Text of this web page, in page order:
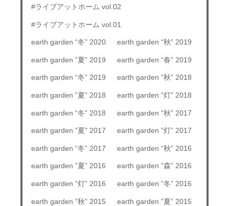
#ライブアットホーム vol.02
#ライブアットホーム vol.01
earth garden “冬” 2020 earth garden “秋” 2019
earth garden ”夏” 2019 earth garden “春” 2019
earth garden “冬” 2019 earth garden “秋” 2018
earth garden ”夏” 2018 earth garden ”灯” 2018
earth garden “冬” 2018 earth garden “秋” 2017
earth garden ”夏” 2017 earth garden ”灯” 2017
earth garden “冬” 2017 earth garden “秋” 2016
earth garden ”夏” 2016 earth garden ”森” 2016
earth garden ”灯” 2016 earth garden ”冬” 2016
earth garden ”秋” 2015 earth garden ”夏” 2015